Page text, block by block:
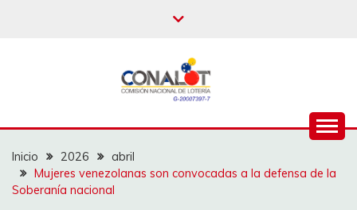
Inicio 2026
abril
Mujeres venezolanas son convocadas a la defensa de la
Soberanía nacional